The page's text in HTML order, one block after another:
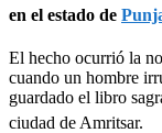
en el estado de
El hecho ocurrió la
cuando un hombre
guardado el libro
ciudad de Amritsar.